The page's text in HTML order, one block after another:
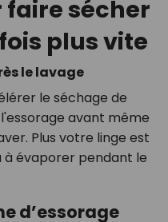
sécher
plus vite
le lavage
le séchage de
avant même
Plus votre linge est
à évaporer pendant le
d’essorage